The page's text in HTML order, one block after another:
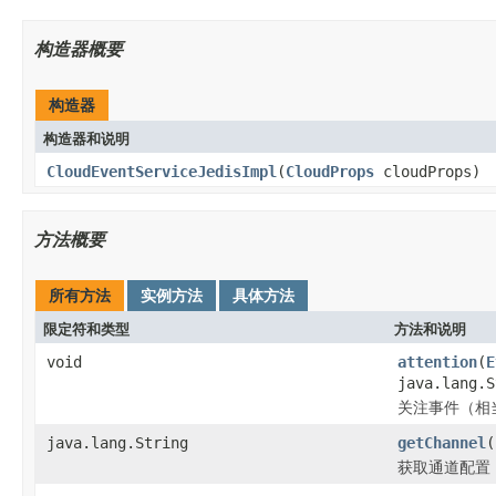
构造器概要
构造器
构造器和说明
CloudEventServiceJedisImpl (CloudProps cloudProps)
方法概要
所有方法 实例方法 具体方法
限定符和类型 方法和说明
void attention(
关注事件（相
java.lang.String
getChannel
获取通道配置